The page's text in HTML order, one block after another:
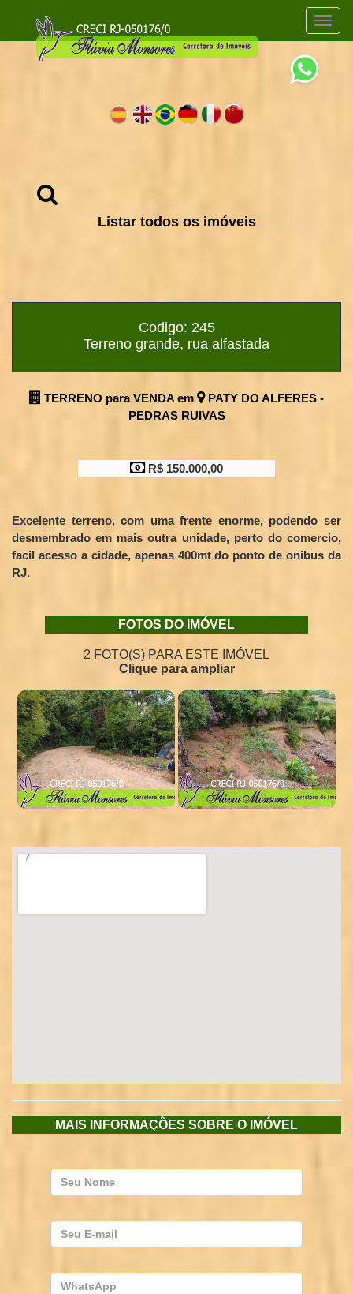
Listar todos os imóveis
Codigo: 245
Terreno grande, rua alfastada
TERRENO para VENDA em
PATY DO ALFERES -
PEDRAS RUIVAS
R$ 150.000,00
Excelente terreno, com uma frente enorme, podendo ser
desmembrado em mais outra unidade, perto do comercio,
facil acesso a cidade, apenas 400mt do ponto de onibus da
RJ.
FOTOS DO IMÓVEL
2 FOTO(S) PARA ESTE IMÓVEL
Clique para ampliar
MAIS INFORMAÇÕES SOBRE O IMÓVEL